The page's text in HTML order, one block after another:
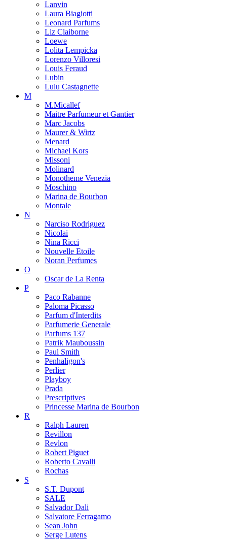
Lanvin
Laura Biagiotti
Leonard Parfums
Liz Claiborne
Loewe
Lolita Lempicka
Lorenzo Villoresi
Louis Feraud
Lubin
Lulu Castagnette
M
M.Micallef
Maitre Parfumeur et Gantier
Marc Jacobs
Maurer & Wirtz
Menard
Michael Kors
Missoni
Molinard
Monotheme Venezia
Moschino
Marina de Bourbon
Montale
N
Narciso Rodriguez
Nicolai
Nina Ricci
Nouvelle Etoile
Noran Perfumes
O
Oscar de La Renta
P
Paco Rabanne
Paloma Picasso
Parfum d'Interdits
Parfumerie Generale
Parfums 137
Patrik Mauboussin
Paul Smith
Penhaligon's
Perlier
Playboy
Prada
Prescriptives
Princesse Marina de Bourbon
R
Ralph Lauren
Revillon
Revlon
Robert Piguet
Roberto Cavalli
Rochas
S
S.T. Dupont
SALE
Salvador Dali
Salvatore Ferragamo
Sean John
Serge Lutens